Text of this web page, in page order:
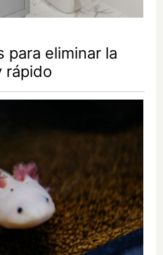
para eliminar la
rápido